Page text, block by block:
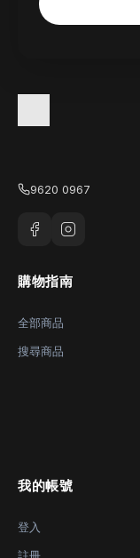
9620 0967
購物指南
全部商品
搜尋商品
我的帳號
登入